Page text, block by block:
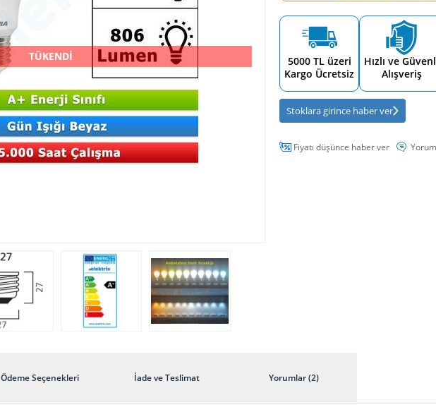
TÜKENDİ
5000 TL üzeri
Kargo Ücretsiz
Hızlı ve
Alışveriş
Stoklara girince haber ver
Fiyatı düşünce haber ver
Ödeme Seçenekleri İade ve Teslimat Yorumlar (2)